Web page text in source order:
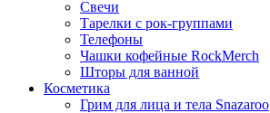
Свечи
Тарелки с рок-группами
Телефоны
Чашки кофейные RockMerch
Шторы для ванной
Косметика
Грим для лица и тела Snazaroo